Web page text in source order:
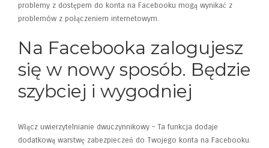
problemy z dostępem do konta na Facebooku mogą wynikać z
problemów z połączeniem internetowym.
Na Facebooka zalogujesz
się w nowy sposób. Będzie
szybciej i wygodniej
Włącz uwierzytelnianie dwuczynnikowy – Ta funkcja dodaje
dodatkową warstwę zabezpieczeń do Twojego konta na Facebooku.